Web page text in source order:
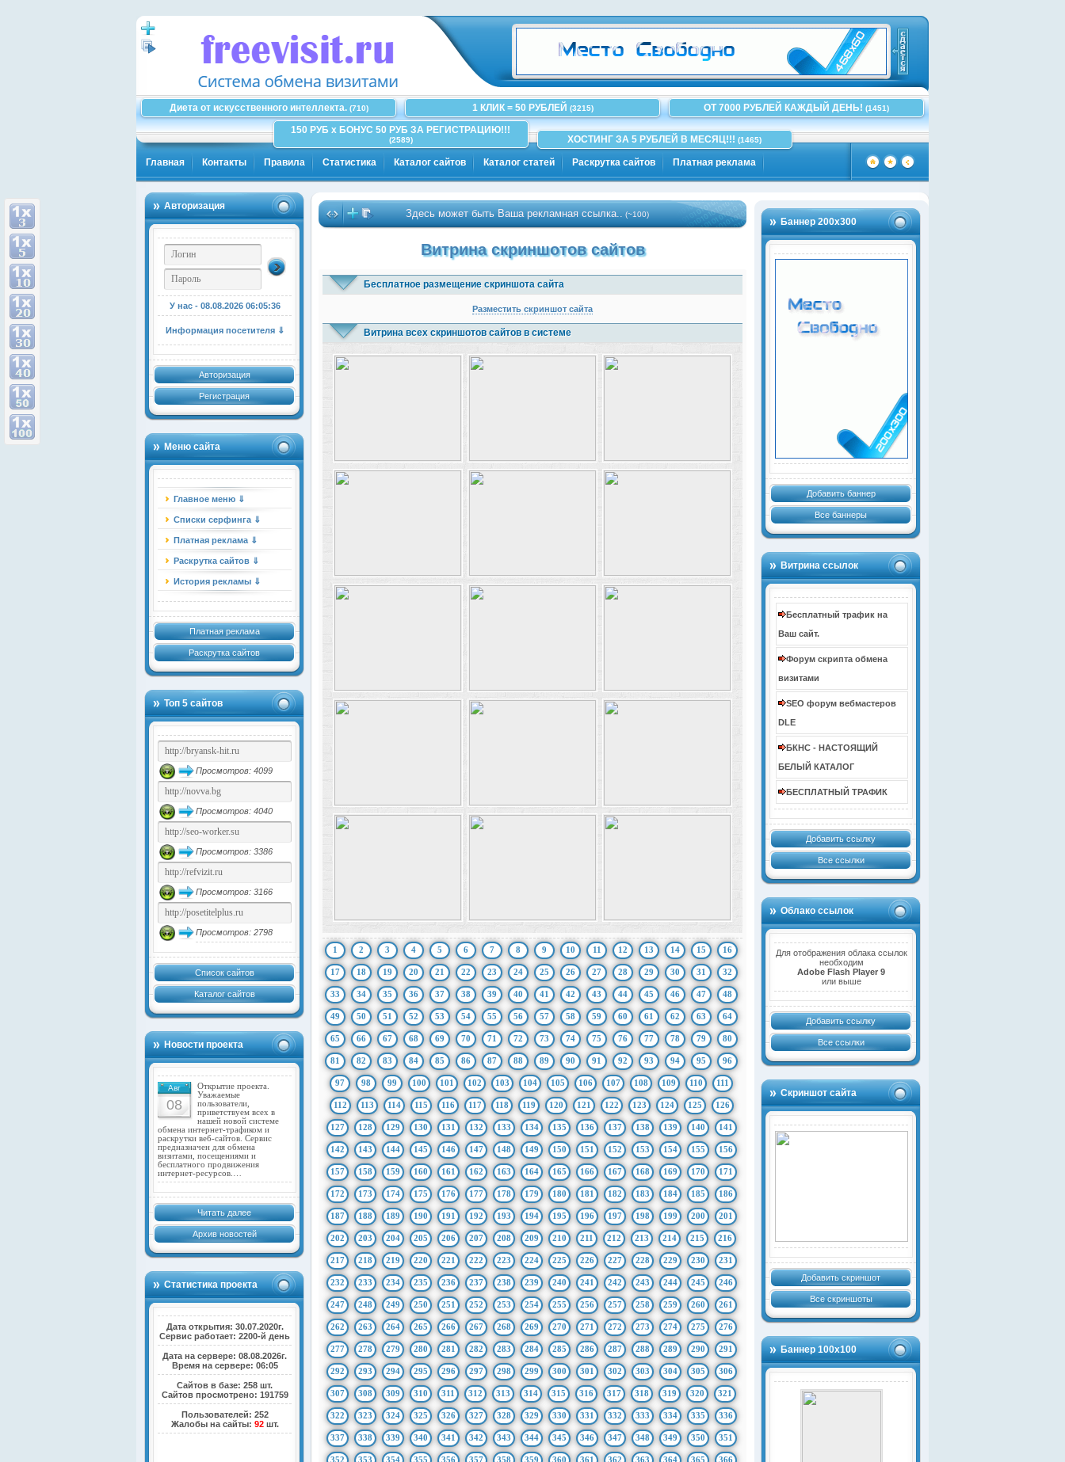
Диета от искусственного интеллекта.(710) 1 КЛИК = 50 РУБЛЕЙ (3215) ОТ 7000 РУБЛЕЙ КАЖДЫЙ ДЕНЬ! (1451)
150 РУБ x БОНУС 50 РУБ ЗА РЕГИСТРАЦИЮ!!!
(2589) ХОСТИНГ ЗА 5 РУБЛЕЙ В МЕСЯЦ!!! (1465)
Главная Контакты Правила Статистика Каталог сайтов Каталог статей Раскрутка сайтов Платная реклама
Авторизация
У нас - 08.08.2026 06:05:37
Информация посетителя ⇓
Авторизация
Регистрация
Меню сайта
Главное меню ⇓
Списки серфинга ⇓
Платная реклама ⇓
Раскрутка сайтов ⇓
История рекламы ⇓
Платная реклама
Раскрутка сайтов
Топ 5 сайтов
Просмотров: 4099
Просмотров: 4040
Просмотров: 3386
Просмотров: 3166
Просмотров: 2798
Список сайтов
Каталог сайтов
Новости проекта
Авг
08
Открытие проекта.
Уважаемые
пользователи,
приветствуем всех в
нашей новой системе
обмена интернет-трафиком и
раскрутки веб-сайтов. Сервис
предназначен для обмена
визитами, посещениями и
бесплатного продвижения
интернет-ресурсов.…
Читать далее
Архив новостей
Статистика проекта
Дата открытия: 30.07.2020г.
Сервис работает: 2200-й день
Дата на сервере: 08.08.2026г.
Время на сервере: 06:05
Сайтов в базе: 258 шт.
Сайтов просмотрено: 191759
Пользователей: 252
Жалобы на сайты: 92шт.
Баннер 200х300
Добавить баннер
Все баннеры
Витрина ссылок
Бесплатный трафик на
Ваш сайт.
Форум скрипта обмена
визитами
SEO форум вебмастеров
DLE
БКНС - НАСТОЯЩИЙ
БЕЛЫЙ КАТАЛОГ
БЕСПЛАТНЫЙ ТРАФИК
Добавить ссылку
Все ссылки
Облако ссылок
Для отображения облака ссылок
необходим
Adobe Flash Player 9
или выше
Добавить ссылку
Все ссылки
Скриншот сайта
Добавить скриншот
Все скриншоты
Баннер 100х100
Здесь может быть Ваша рекламная ссылка..(~100)
Витрина скриншотов сайтов
Бесплатное размещение скриншота сайта
Разместить скриншот сайта
Витрина всех скриншотов сайтов в системе
1 2 3 4 5 6 7 8 9 10 11 12 13 14 15 16
17 18 19 20 21 22 23 24 25 26 27 28 29 30 31 32
33 34 35 36 37 38 39 40 41 42 43 44 45 46 47 48
49 50 51 52 53 54 55 56 57 58 59 60 61 62 63 64
65 66 67 68 69 70 71 72 73 74 75 76 77 78 79 80
81 82 83 84 85 86 87 88 89 90 91 92 93 94 95 96
97 98 99 100 101 102 103 104 105 106 107 108 109 110 111
112 113 114 115 116 117 118 119 120 121 122 123 124 125 126
127 128 129 130 131 132 133 134 135 136 137 138 139 140 141
142 143 144 145 146 147 148 149 150 151 152 153 154 155 156
157 158 159 160 161 162 163 164 165 166 167 168 169 170 171
172 173 174 175 176 177 178 179 180 181 182 183 184 185 186
187 188 189 190 191 192 193 194 195 196 197 198 199 200 201
202 203 204 205 206 207 208 209 210 211 212 213 214 215 216
217 218 219 220 221 222 223 224 225 226 227 228 229 230 231
232 233 234 235 236 237 238 239 240 241 242 243 244 245 246
247 248 249 250 251 252 253 254 255 256 257 258 259 260 261
262 263 264 265 266 267 268 269 270 271 272 273 274 275 276
277 278 279 280 281 282 283 284 285 286 287 288 289 290 291
292 293 294 295 296 297 298 299 300 301 302 303 304 305 306
307 308 309 310 311 312 313 314 315 316 317 318 319 320 321
322 323 324 325 326 327 328 329 330 331 332 333 334 335 336
337 338 339 340 341 342 343 344 345 346 347 348 349 350 351
352 353 354 355 356 357 358 359 360 361 362 363 364 365 366